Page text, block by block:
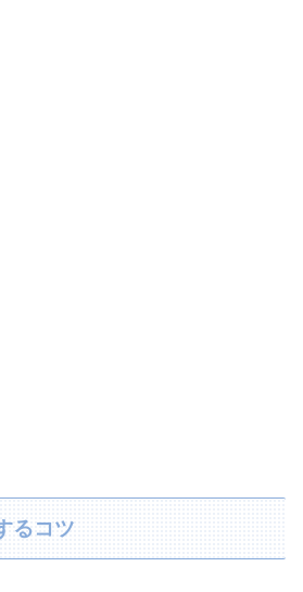
るコツ